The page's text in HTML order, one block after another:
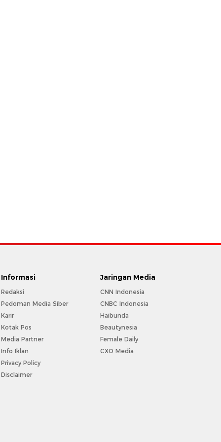
Informasi
Redaksi
Pedoman Media Siber
Karir
Kotak Pos
Media Partner
Info Iklan
Privacy Policy
Disclaimer
Jaringan Media
CNN Indonesia
CNBC Indonesia
Haibunda
Beautynesia
Female Daily
CXO Media